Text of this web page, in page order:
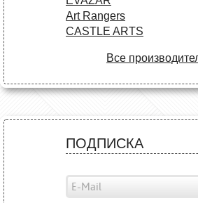
Art Rangers
CASTLE ARTS
Все
ПОДПИСКА